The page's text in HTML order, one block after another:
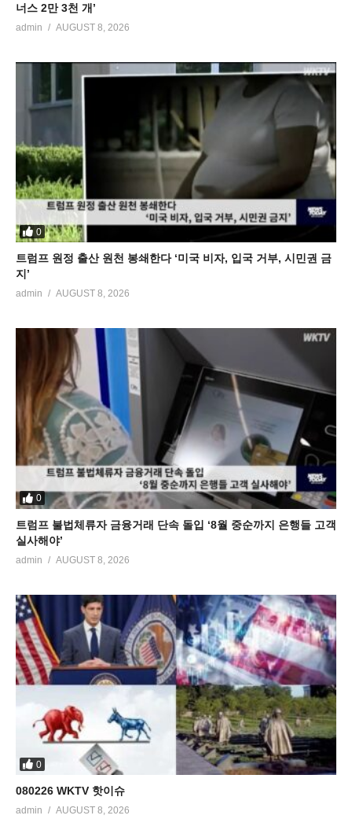
너스 2만 3천 개’
admin AUGUST 8, 2026
0
트럼프 원정 출산 원천 봉쇄한다 ‘미국 비자, 입국 거부, 시민권 금
지’
admin AUGUST 8, 2026
0
트럼프 불법체류자 금융거래 단속 돌입 ‘8월 중순까지 은행들 고객
실사해야’
admin AUGUST 8, 2026
0
080226 WKTV 핫이슈
admin AUGUST 8, 2026